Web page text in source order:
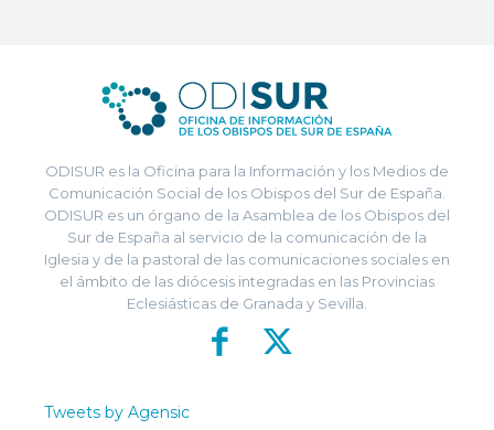
ODISUR es la Oficina para la Información y los Medios de
Comunicación Social de los Obispos del Sur de España.
ODISUR es un órgano de la Asamblea de los Obispos del
Sur de España al servicio de la comunicación de la
Iglesia y de la pastoral de las comunicaciones sociales en
el ámbito de las diócesis integradas en las Provincias
Eclesiásticas de Granada y Sevilla.
Tweets by Agensic